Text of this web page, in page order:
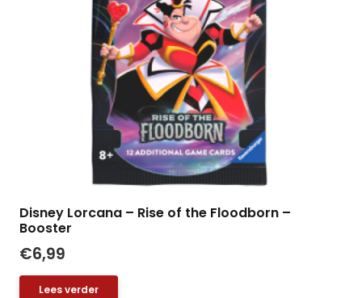
Disney Lorcana – Rise of the Floodborn –
Booster
€6,99
Lees verder